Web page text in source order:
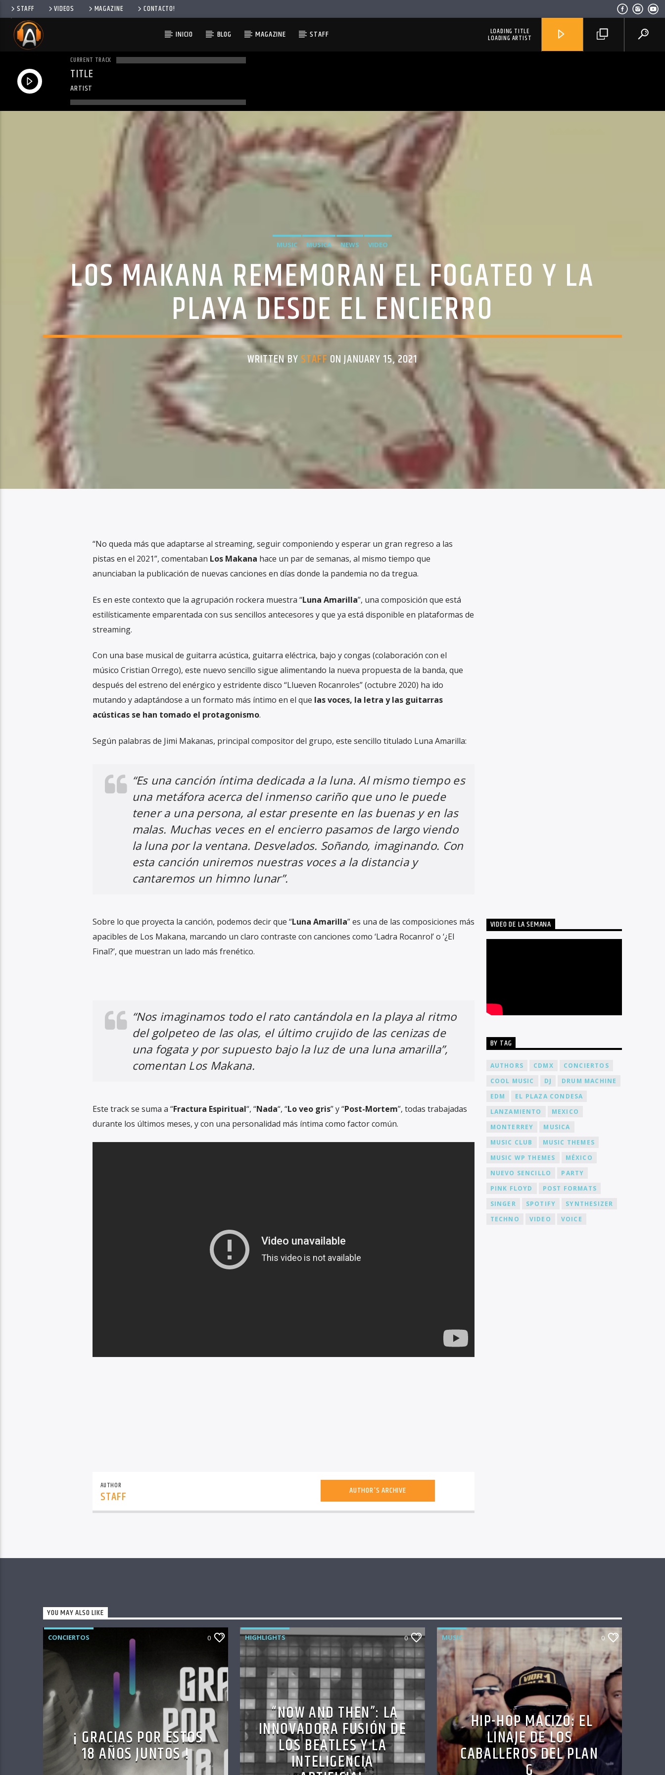
STAFF VIDEOS MAGAZINE CONTACTO!
INICIO BLOG MAGAZINE STAFF LOADING TITLE
LOADING ARTIST
CURRENT TRACK
TITLE
ARTIST
MUSIC MUSICA NEWS VIDEO
LOS MAKANA REMEMORAN EL FOGATEO Y LA
PLAYA DESDE EL ENCIERRO
WRITTEN BY STAFF ON JANUARY 15, 2021
“No queda más que adaptarse al streaming, seguir componiendo y esperar un gran regreso a las
pistas en el 2021”, comentaban Los Makana hace un par de semanas, al mismo tiempo que
anunciaban la publicación de nuevas canciones en días donde la pandemia no da tregua.
Es en este contexto que la agrupación rockera muestra “Luna Amarilla”, una composición que está
estilísticamente emparentada con sus sencillos antecesores y que ya está disponible en plataformas de
streaming.
Con una base musical de guitarra acústica, guitarra eléctrica, bajo y congas (colaboración con el
músico Cristian Orrego), este nuevo sencillo sigue alimentando la nueva propuesta de la banda, que
después del estreno del enérgico y estridente disco “Llueven Rocanroles” (octubre 2020) ha ido
mutando y adaptándose a un formato más íntimo en el que las voces, la letra y las guitarras
acústicas se han tomado el protagonismo.
Según palabras de Jimi Makanas, principal compositor del grupo, este sencillo titulado Luna Amarilla:
“Es una canción íntima dedicada a la luna. Al mismo tiempo es
una metáfora acerca del inmenso cariño que uno le puede
tener a una persona, al estar presente en las buenas y en las
malas. Muchas veces en el encierro pasamos de largo viendo
la luna por la ventana. Desvelados. Soñando, imaginando. Con
esta canción uniremos nuestras voces a la distancia y
cantaremos un himno lunar”.
Sobre lo que proyecta la canción, podemos decir que “Luna Amarilla” es una de las composiciones más
apacibles de Los Makana, marcando un claro contraste con canciones como ‘Ladra Rocanrol’ o ‘¿El
Final?’, que muestran un lado más frenético.
“Nos imaginamos todo el rato cantándola en la playa al ritmo
del golpeteo de las olas, el último crujido de las cenizas de
una fogata y por supuesto bajo la luz de una luna amarilla”,
comentan Los Makana.
Este track se suma a “Fractura Espiritual“, “Nada“, “Lo veo gris” y “Post-Mortem”, todas trabajadas
durante los últimos meses, y con una personalidad más íntima como factor común.
AUTHOR
STAFF AUTHOR'S ARCHIVE
VIDEO DE LA SEMANA
BY TAG
AUTHORS CDMX
CONCIERTOS
COOL MUSIC
DJ
DRUM MACHINE
EDM
EL PLAZA CONDESA
LANZAMIENTO
MEXICO
MONTERREY
MUSICA
MUSIC CLUB
MUSIC THEMES
MUSIC WP THEMES
MÉXICO
NUEVO SENCILLO
PARTY
PINK FLOYD
POST FORMATS
SINGER
SPOTIFY
SYNTHESIZER
TECHNO
VIDEO VOICE
YOU MAY ALSO LIKE
CONCIERTOS 0
¡ GRACIAS POR ESTOS
18 AÑOS JUNTOS !
HIGHLIGHTS 0
“NOW AND THEN”: LA
INNOVADORA FUSIÓN DE
LOS BEATLES Y LA
INTELIGENCIA
MUSIC 0
HIP-HOP MACIZO: EL
LINAJE DE LOS
CABALLEROS DEL PLAN